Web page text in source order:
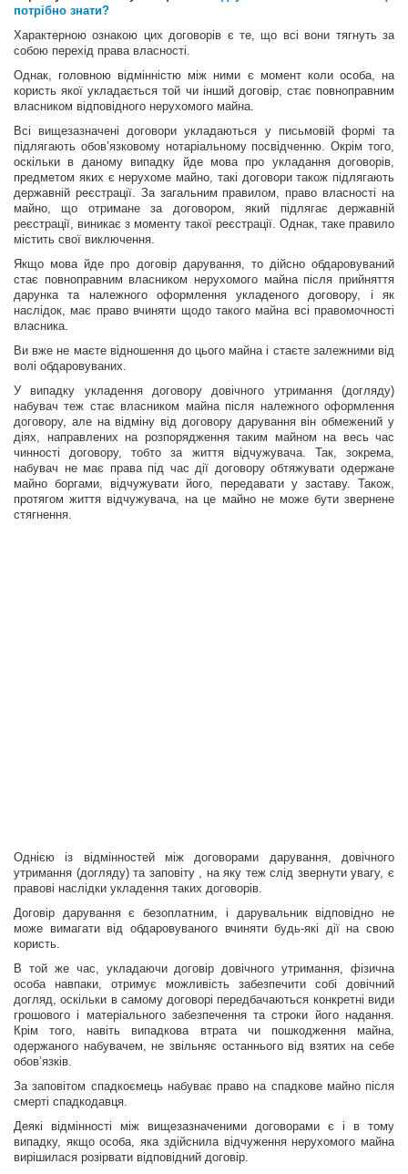
потрібно знати?
Характерною ознакою цих договорів є те, що всі вони тягнуть за
собою перехід права власності.
Однак, головною відмінністю між ними є момент коли особа, на
користь якої укладається той чи інший договір, стає повноправним
власником відповідного нерухомого майна.
Всі вищезазначені договори укладаються у письмовій формі та
підлягають обов’язковому нотаріальному посвідченню. Окрім того,
оскільки в даному випадку йде мова про укладання договорів,
предметом яких є нерухоме майно, такі договори також підлягають
державній реєстрації. За загальним правилом, право власності на
майно, що отримане за договором, який підлягає державній
реєстрації, виникає з моменту такої реєстрації. Однак, таке правило
містить свої виключення.
Якщо мова йде про договір дарування, то дійсно обдаровуваний
стає повноправним власником нерухомого майна після прийняття
дарунка та належного оформлення укладеного договору, і як
наслідок, має право вчиняти щодо такого майна всі правомочності
власника.
Ви вже не маєте відношення до цього майна і стаєте залежними від
волі обдаровуваних.
У випадку укладення договору довічного утримання (догляду)
набувач теж стає власником майна після належного оформлення
договору, але на відміну від договору дарування він обмежений у
діях, направлених на розпорядження таким майном на весь час
чинності договору, тобто за життя відчужувача. Так, зокрема,
набувач не має права під час дії договору обтяжувати одержане
майно боргами, відчужувати його, передавати у заставу. Також,
протягом життя відчужувача, на це майно не може бути звернене
стягнення.
Однією із відмінностей між договорами дарування, довічного
утримання (догляду) та заповіту , на яку теж слід звернути увагу, є
правові наслідки укладення таких договорів.
Договір дарування є безоплатним, і дарувальник відповідно не
може вимагати від обдаровуваного вчиняти будь-які дії на свою
користь.
В той же час, укладаючи договір довічного утримання, фізична
особа навпаки, отримує можливість забезпечити собі довічний
догляд, оскільки в самому договорі передбачаються конкретні види
грошового і матеріального забезпечення та строки його надання.
Крім того, навіть випадкова втрата чи пошкодження майна,
одержаного набувачем, не звільняє останнього від взятих на себе
обов’язків.
За заповітом спадкоємець набуває право на спадкове майно після
смерті спадкодавця.
Деякі відмінності між вищезазначеними договорами є і в тому
випадку, якщо особа, яка здійснила відчуження нерухомого майна
вирішилася розірвати відповідний договір.